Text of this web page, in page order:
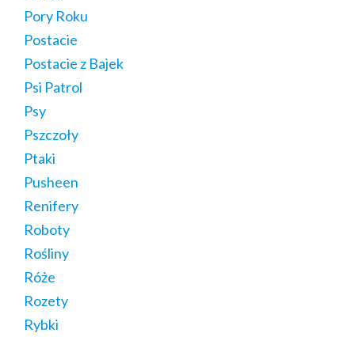
Pory Roku
Postacie
Postacie z Bajek
Psi Patrol
Psy
Pszczoły
Ptaki
Pusheen
Renifery
Roboty
Rośliny
Róże
Rozety
Rybki